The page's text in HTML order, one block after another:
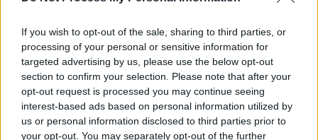
If you wish to opt-out of the sale, sharing to third parties, or
processing of your personal or sensitive information for
targeted advertising by us, please use the below opt-out
section to confirm your selection. Please note that after your
opt-out request is processed you may continue seeing
interest-based ads based on personal information utilized by
us or personal information disclosed to third parties prior to
your opt-out. You may separately opt-out of the further
Εσωτερική κόντρα
«Στους άστεγους θα δοθεί η επιλογή να
φύγουν από εκεί όπου κατασκηνώνουν,